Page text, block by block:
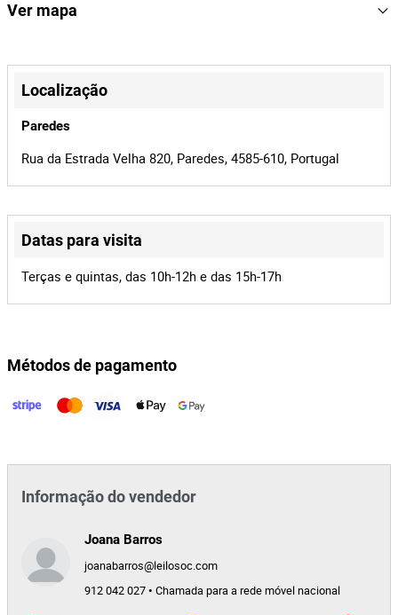
Referência 164532
Processo
Id do leilão
Id do lote 164532
Ver mapa
+
−
Leaflet ©OpenStreetMap
Localização
Paredes
Rua da Estrada Velha 820, Paredes, 4585-610, Portugal
Datas para visita
Terças e quintas, das 10h-12h e das 15h-17h
Métodos de pagamento
Informação do vendedor
Joana Barros
joanabarros@leilosoc.com
912 042 027 • Chamada para a rede móvel nacional